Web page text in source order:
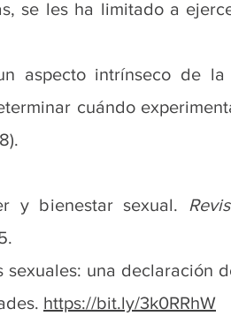
se les ha limitado a
aspecto intrínseco de
cuándo
y bienestar sexual.
sexuales: una declaración
https://bit.ly/3k0RRhW